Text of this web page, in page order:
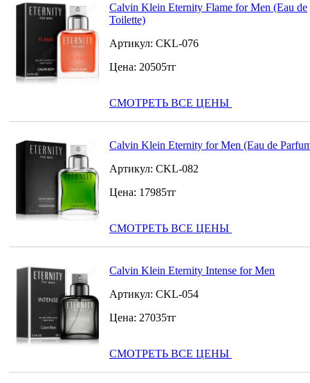
Calvin Klein Eternity Flame for Men (Eau de
Toilette)
Артикул: CKL-076
Цена: 20505тг
СМОТРЕТЬ ВСЕ ЦЕНЫ
Calvin Klein Eternity for Men (Eau de
Артикул: CKL-082
Цена: 17985тг
СМОТРЕТЬ ВСЕ ЦЕНЫ
Calvin Klein Eternity Intense for Men
Артикул: CKL-054
Цена: 27035тг
СМОТРЕТЬ ВСЕ ЦЕНЫ